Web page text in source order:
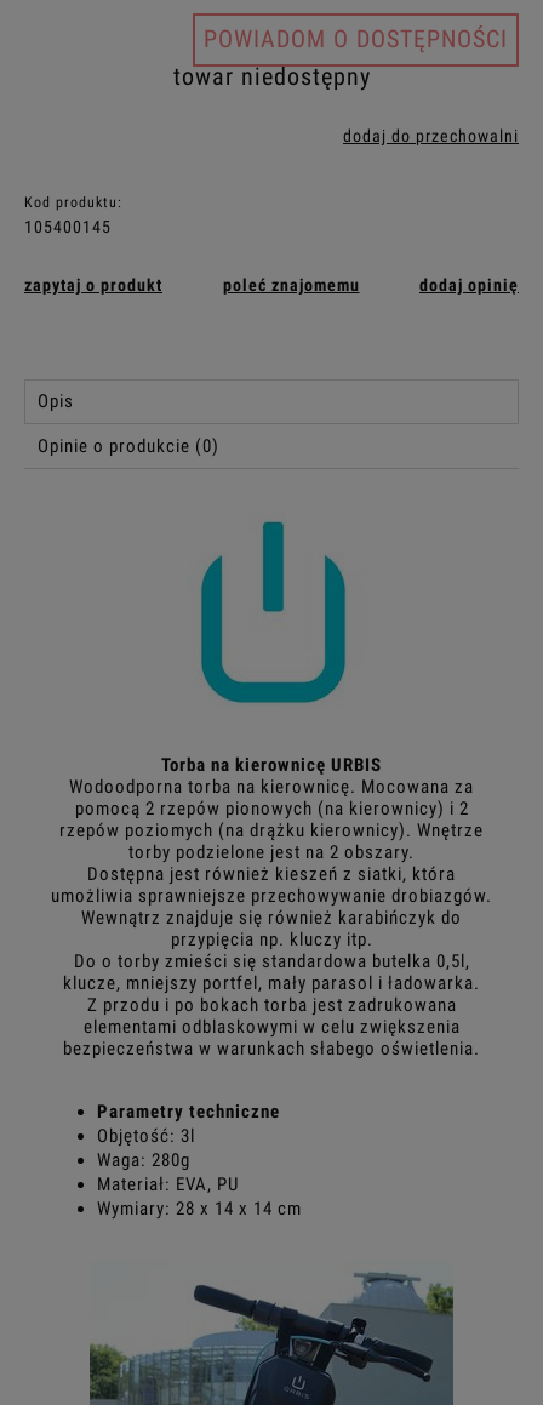
POWIADOM O DOSTĘPNOŚCI
towar niedostępny
dodaj do przechowalni
Kod produktu:
105400145
zapytaj o produkt poleć znajomemu dodaj opinię
Opis
Opinie o produkcie (0)
Torba na kierownicę URBIS
Wodoodporna torba na kierownicę. Mocowana za
pomocą 2 rzepów pionowych (na kierownicy) i 2
rzepów poziomych (na drążku kierownicy). Wnętrze
torby podzielone jest na 2 obszary.
Dostępna jest również kieszeń z siatki, która
umożliwia sprawniejsze przechowywanie drobiazgów.
Wewnątrz znajduje się również karabińczyk do
przypięcia np. kluczy itp.
Do o torby zmieści się standardowa butelka 0,5l,
klucze, mniejszy portfel, mały parasol i ładowarka.
Z przodu i po bokach torba jest zadrukowana
elementami odblaskowymi w celu zwiększenia
bezpieczeństwa w warunkach słabego oświetlenia.
Parametry techniczne
Objętość: 3l
Waga: 280g
Materiał: EVA, PU
Wymiary: 28 x 14 x 14 cm